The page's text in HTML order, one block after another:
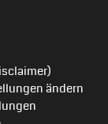
ändern